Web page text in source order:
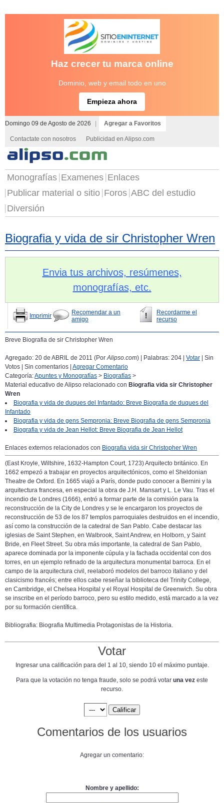
Haz crecer tu marca online
Dominio, web y email todo en uno
Empieza ahora
Domingo 09 de Agosto de 2026 Agregar a Favoritos
Contactate con nosotros Publicidad en Alipso.com
Monografías Examenes Enlaces
Publicar material o sitio Foros ABC del estudio
Diversión
Biografia y vida de sir Christopher Wren
Envia tus archivos, resúmenes,
monografías, etc.
Imprimir
Recomendar a un
amigo
Recordarme el
recurso
Breve Biografia de sir Christopher Wren
Agregado: 20 de ABRIL de 2011 (PorAlipso.com) | Palabras: 204 | Votar | Sin
Votos | Sin comentarios | Agregar Comentario
Categoría:Apuntes y Monografías > Biografías >
Material educativo de Alipso relacionado con Biografia vida sir Christopher
Wren
Biografia y vida de duques del Infantado: Breve Biografia de duques del
Infantado
Biografia y vida de gens Sempronia: Breve Biografia de gens Sempronia
Biografia y vida de Jean Hellot: Breve Biografia de Jean Hellot
Enlaces externos relacionados con Biografia vida sir Christopher Wren
(East Kroyle, Wiltshire, 1632-Hampton Court, 1723) Arquitecto británico. En
1662 empezó a trabajar en proyectos arquitectónicos, como el Sheldonian
Theatre de Oxford. En 1665 viajó a París, donde pudo conocer a Bernini y la
arquitectura francesa, en especial la obra de J.H. Mansart y L. Le Vau. Tras el
incendio de Londres (1666), entró a formar parte de la comisión para la
reconstrucción de la City de Londres y se le encargaron los proyectos de
reconstrucción de 53 de los 87 templos parroquiales destruidos en el incendio,
así como la construcción de la catedral de San Pablo. Cabe destacar las
iglesias de Saint Stephen, en Walbrook, Saint Andrew, en Holborn, y Saint
Bride, en Fleet Street. Su obra más importante, la catedral de San Pablo,
aparece dominada por la imponente cúpula y la fachada occidental con dos
torres, en un ejemplo refinado de la arquitectura monumental barroca. En el
campo de la arquitectura civil, reelaboró modelos del barroco italiano y del
clasicismo francés; entre ellos cabe reseñar la biblioteca del Trinity College,
en Cambridge, el Chelsea Hospital y el Royal Hospital de Greenwich. Su obra
se inscribe en el período barroco, pero su estilo medido, está marcado a la vez
por su formación científica.
Bibliografia: Biografia Multimedia Protagonistas de la Historia.
Votar
Ingresar una calificación para del 1 al 10, siendo 10 el máximo puntaje.
Para que la votación no tenga fraude, solo se podrá votar una vez este
recurso.
Comentarios de los usuarios
Agregar un comentario:
Nombre y apellido: